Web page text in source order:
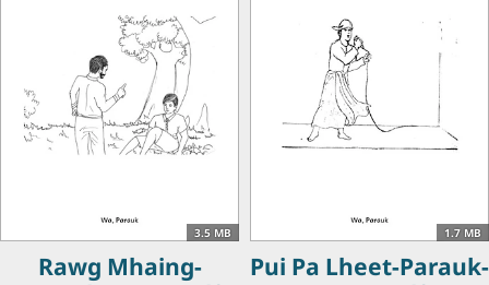
3.5 MB
Rawg Mhaing-
1.7 MB
Pui Pa Lheet-Parauk-